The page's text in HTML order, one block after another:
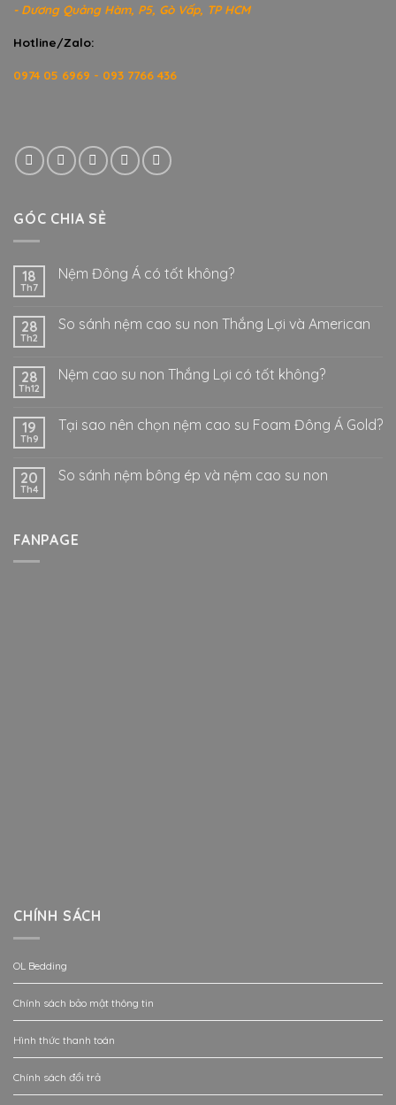
- Dương Quảng Hàm, P5, Gò Vấp, TP HCM
Hotline/Zalo:
0974 05 6969 - 093 7766 436
GÓC CHIA SẺ
18
Th7
Nệm Đông Á có tốt không?
28
Th2
So sánh nệm cao su non Thắng Lợi và American
28
Th12
Nệm cao su non Thắng Lợi có tốt không?
19
Th9
Tại sao nên chọn nệm cao su Foam Đông Á Gold?
20
Th4
So sánh nệm bông ép và nệm cao su non
FANPAGE
CHÍNH SÁCH
OL Bedding
Chính sách bảo mật thông tin
Hình thức thanh toán
Chính sách đổi trả